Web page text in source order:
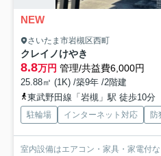
NEW
さいたま市岩槻区西町
クレイノけやき
8.8万円 管理/共益費6,000円
25.88㎡ (1K) /築9年 /2階建
東武野田線「岩槻」駅 徒歩10分
駐輪場 インターネット対応 防
室内設備はエアコン・家具・家電付